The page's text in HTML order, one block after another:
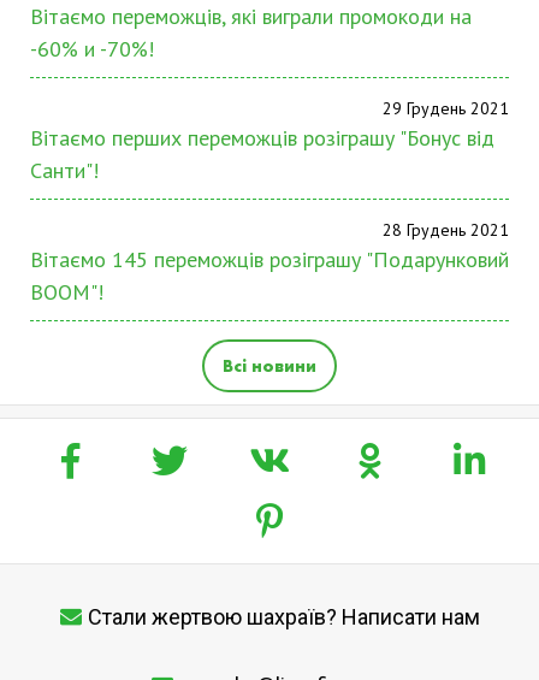
Вітаємо переможців, які виграли промокоди на
-60% и -70%!
29 Грудень 2021
Вітаємо перших переможців розіграшу "Бонус від
Санти"!
28 Грудень 2021
Вітаємо 145 переможців розіграшу "Подарунковий
BOOM"!
Всі новини
Стали жертвою шахраїв? Написати нам